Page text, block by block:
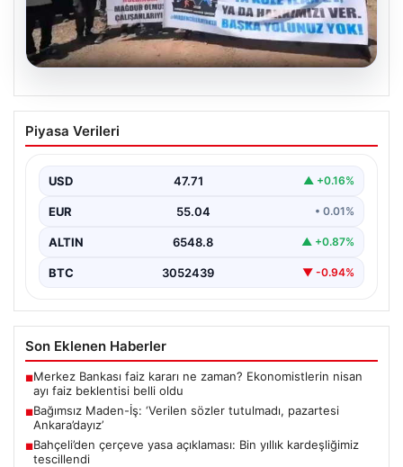
Bağımsız Maden-İş: ‘Verilen sözler
tutulmadı, pazartesi Ankara’dayız’
Piyasa Verileri
USD 47.71 ▲ +0.16%
EUR 55.04 • 0.01%
ALTIN 6548.8 ▲ +0.87%
BTC 3052439 ▼ -0.94%
Son Eklenen Haberler
■Merkez Bankası faiz kararı ne zaman? Ekonomistlerin nisan
ayı faiz beklentisi belli oldu
■Bağımsız Maden-İş: ‘Verilen sözler tutulmadı, pazartesi
Ankara’dayız’
■Bahçeli’den çerçeve yasa açıklaması: Bin yıllık kardeşliğimiz
tescillendi